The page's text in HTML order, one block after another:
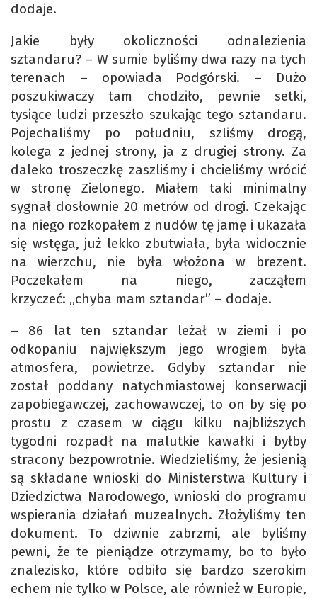
dodaje.
Jakie były okoliczności odnalezienia
sztandaru? – W sumie byliśmy dwa razy na tych
terenach – opowiada Podgórski. – Dużo
poszukiwaczy tam chodziło, pewnie setki,
tysiące ludzi przeszło szukając tego sztandaru.
Pojechaliśmy po południu, szliśmy drogą,
kolega z jednej strony, ja z drugiej strony. Za
daleko troszeczkę zaszliśmy i chcieliśmy wrócić
w stronę Zielonego. Miałem taki minimalny
sygnał dosłownie 20 metrów od drogi. Czekając
na niego rozkopałem z nudów tę jamę i ukazała
się wstęga, już lekko zbutwiała, była widocznie
na wierzchu, nie była włożona w brezent.
Poczekałem na niego, zacząłem
krzyczeć: „chyba mam sztandar” – dodaje.
– 86 lat ten sztandar leżał w ziemi i po
odkopaniu największym jego wrogiem była
atmosfera, powietrze. Gdyby sztandar nie
został poddany natychmiastowej konserwacji
zapobiegawczej, zachowawczej, to on by się po
prostu z czasem w ciągu kilku najbliższych
tygodni rozpadł na malutkie kawałki i byłby
stracony bezpowrotnie. Wiedzieliśmy, że jesienią
są składane wnioski do Ministerstwa Kultury i
Dziedzictwa Narodowego, wnioski do programu
wspierania działań muzealnych. Złożyliśmy ten
dokument. To dziwnie zabrzmi, ale byliśmy
pewni, że te pieniądze otrzymamy, bo to było
znalezisko, które odbiło się bardzo szerokim
echem nie tylko w Polsce, ale również w Europie,